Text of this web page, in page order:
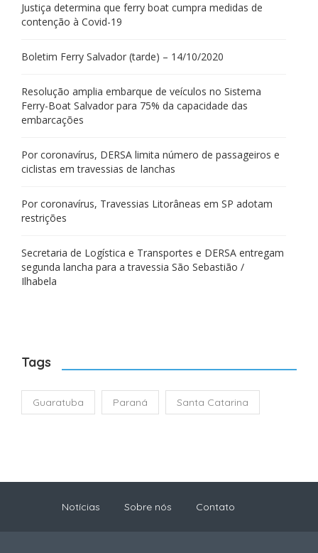
Justiça determina que ferry boat cumpra medidas de
contenção à Covid-19
Boletim Ferry Salvador (tarde) – 14/10/2020
Resolução amplia embarque de veículos no Sistema
Ferry-Boat Salvador para 75% da capacidade das
embarcações
Por coronavírus, DERSA limita número de passageiros e
ciclistas em travessias de lanchas
Por coronavírus, Travessias Litorâneas em SP adotam
restrições
Secretaria de Logística e Transportes e DERSA entregam
segunda lancha para a travessia São Sebastião /
Ilhabela
Tags
Guaratuba Paraná Santa Catarina
Notícias Sobre nós Contato